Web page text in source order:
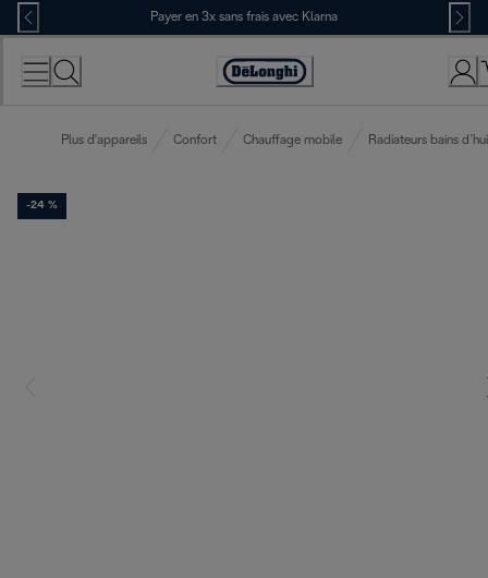
Skip
to
Content
Payer en 3x sans frais avec Klarna
Déclaration
Plus d'appareils Confort Chauffage mobile Radiateurs bains
-24 %